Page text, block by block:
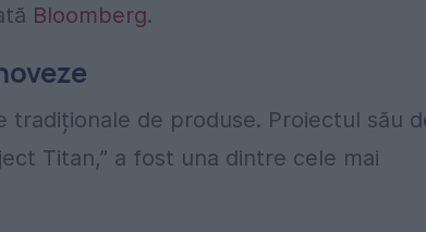
Bloomberg.
tradiționale de produse. Proiectul său
Titan,” a fost una dintre cele mai